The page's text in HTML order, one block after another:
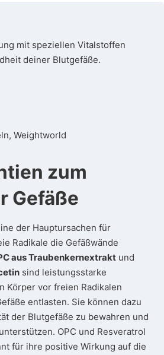
mit speziellen Vitalstoffen
deiner Blutgefäße.
zum
Gefäße
der Hauptursachen für
Radikale die Gefäßwände
aus Traubenkernextrakt und
sind leistungsstarke
Körper vor freien Radikalen
entlasten. Sie können dazu
der Blutgefäße zu bewahren und
OPC und Resveratrol
für ihre positive Wirkung auf die